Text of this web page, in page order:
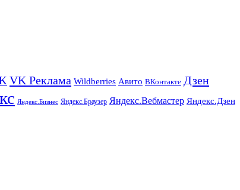
VK Реклама Wildberries Авито ВКонтакте Дзен
Яндекс.Бизнес Яндекс.Браузер Яндекс.Вебмастер Яндекс.Дзен